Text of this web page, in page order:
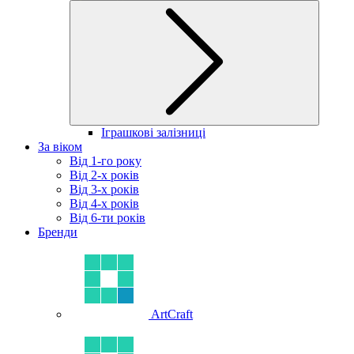
Іграшкові залізниці
За віком
Від 1-го року
Від 2-х років
Від 3-х років
Від 4-х років
Від 6-ти років
Бренди
ArtCraft